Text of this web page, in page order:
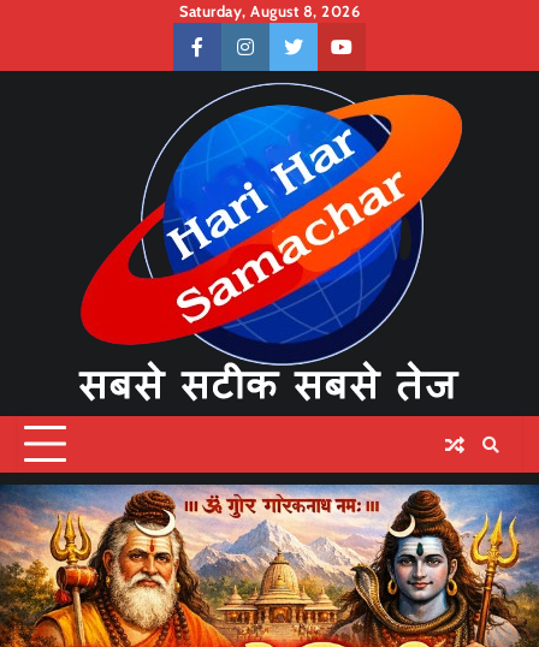
content
Saturday, August 8, 2026
facebookinstagramtwitteryoutube